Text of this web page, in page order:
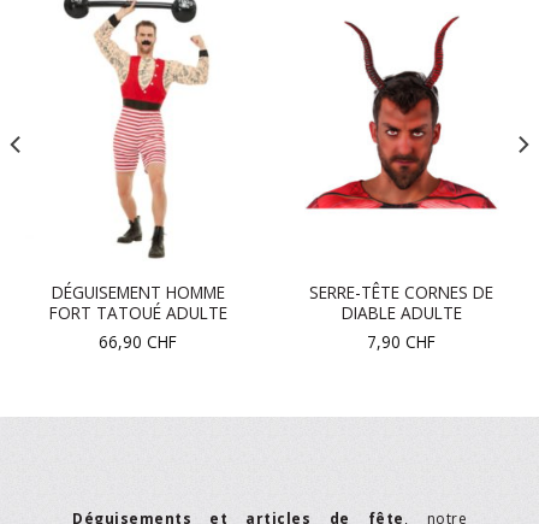
DÉGUISEMENT HOMME
FORT TATOUÉ ADULTE
66,90 CHF
SERRE-TÊTE CORNES DE
DIABLE ADULTE
7,90 CHF
Déguisements et articles de fête, notre